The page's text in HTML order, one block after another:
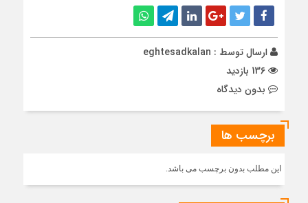
ارسال توسط : eghtesadkalan
بدون دیدگاه
برچسب ها
این مطلب بدون برچسب می باشد.